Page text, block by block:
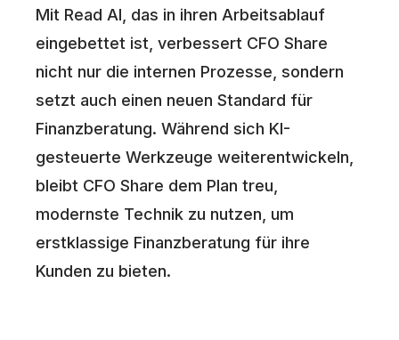
Mit Read AI, das in ihren Arbeitsablauf
eingebettet ist, verbessert CFO Share
nicht nur die internen Prozesse, sondern
setzt auch einen neuen Standard für
Finanzberatung. Während sich KI-
gesteuerte Werkzeuge weiterentwickeln,
bleibt CFO Share dem Plan treu,
modernste Technik zu nutzen, um
erstklassige Finanzberatung für ihre
Kunden zu bieten.